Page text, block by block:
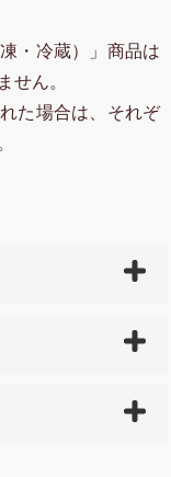
・冷蔵）」商品は
せん。
た場合は、それぞ
県下全域に点在
ちらの
全国送
生じている場合